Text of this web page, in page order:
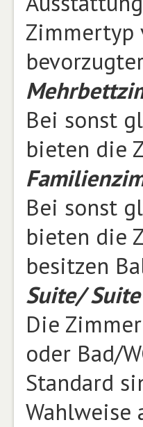
Zimmertyp
Bei sonst
bieten die
Bei sonst
bieten die
besitzen
Suite/
Die
oder Bad/
Standard
Wahlweise